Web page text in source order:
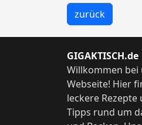
zurück
GIGAKTISCH.de
Willkommen bei
Webseite! Hier
leckere
Tipps rund um